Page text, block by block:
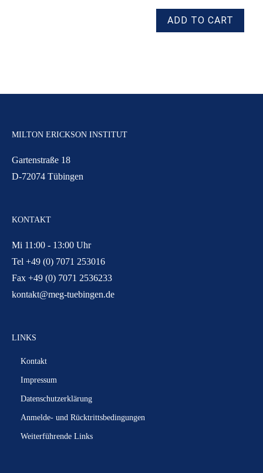
MILTON ERICKSON INSTITUT
Gartenstraße 18
D-72074 Tübingen
KONTAKT
Mi 11:00 - 13:00 Uhr
Tel +49 (0) 7071 253016
Fax +49 (0) 7071 2536233
kontakt@meg-tuebingen.de
LINKS
Kontakt
Impressum
Datenschutzerklärung
Anmelde- und Rücktrittsbedingungen
Weiterführende Links